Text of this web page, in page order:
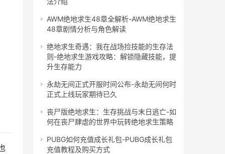
AWM绝地求生48章全解析-AWM绝地求生
48章剧情分析与角色解读
绝地求生奇遇：我在战场捡技能的生存法
则-绝地求生游戏攻略：解锁隐藏技能，提
升生存能力
永劫无间正式开服时间公布-永劫无间何时
正式上线玩家期待已久
丧尸版绝地求生：生存挑战与末日逃亡-如
何在丧尸肆虐的世界中玩转绝地求生策略
PUBG如何充值成长礼包-PUBG成长礼包
充值教程及购买方式